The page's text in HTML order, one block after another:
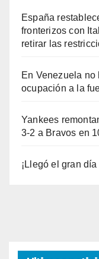
España
fronterizos con
retirar las
En Venezuela
ocupación a la
Yankees
3-2 a Bravos en
¡Llegó el gran